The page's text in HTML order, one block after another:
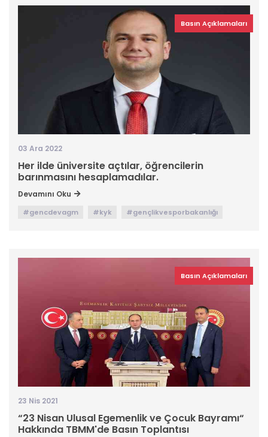
Basın Açıklamaları
03 Ara 2022
Her ilde üniversite açtılar, öğrencilerin
barınmasını hesaplamadılar.
Devamını Oku
#gencdevagm #kyk #gençlikvesporbakanlığı
Basın Açıklamaları
23 Nis 2021
“23 Nisan Ulusal Egemenlik ve Çocuk Bayramı“
Hakkında TBMM'de Basın Toplantısı